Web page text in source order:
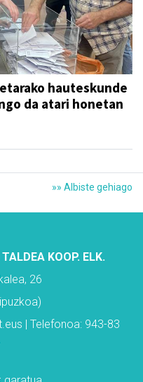
hauteskunde
da atari honetan
»» Albiste gehiago
KOOP. ELK.
26
| Telefonoa: 943-83